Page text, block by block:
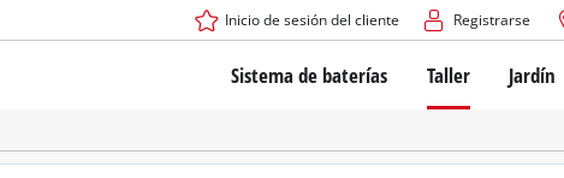
Inicio de sesión del cliente Registrarse
Sistema de baterías
El sistema de baterías Power X-Change
Taller
Atornilladores
Taladros de
Jardín